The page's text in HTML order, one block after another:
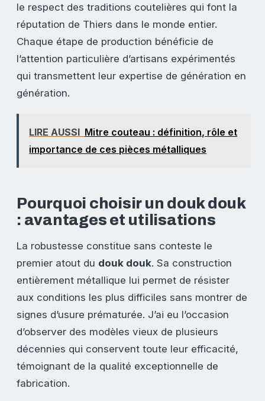
le respect des traditions coutelières qui font la
réputation de Thiers dans le monde entier.
Chaque étape de production bénéficie de
l’attention particulière d’artisans expérimentés
qui transmettent leur expertise de génération en
génération.
LIRE AUSSI Mitre couteau : définition, rôle et
importance de ces pièces métalliques
Pourquoi choisir un douk douk
: avantages et utilisations
La robustesse constitue sans conteste le
premier atout du douk douk. Sa construction
entièrement métallique lui permet de résister
aux conditions les plus difficiles sans montrer de
signes d’usure prématurée. J’ai eu l’occasion
d’observer des modèles vieux de plusieurs
décennies qui conservent toute leur efficacité,
témoignant de la qualité exceptionnelle de
fabrication.